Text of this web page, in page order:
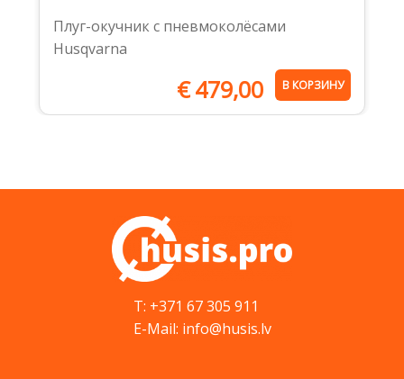
Плуг-окучник с пневмоколёсами
Husqvarna
€479,00 В КОРЗИНУ
T: +371 67 305 911
E-Mail: info@husis.lv